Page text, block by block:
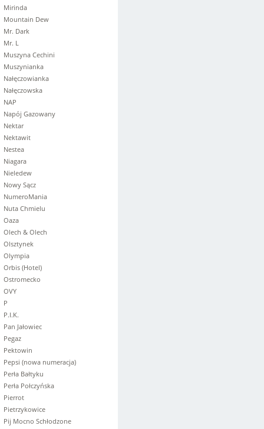
Mirinda
Mountain Dew
Mr. Dark
Mr. L
Muszyna Cechini
Muszynianka
Nałęczowianka
Nałęczowska
NAP
Napój Gazowany
Nektar
Nektawit
Nestea
Niagara
Nieledew
Nowy Sącz
NumeroMania
Nuta Chmielu
Oaza
Olech & Olech
Olsztynek
Olympia
Orbis (Hotel)
Ostromecko
OVY
P
P.I.K.
Pan Jałowiec
Pegaz
Pektowin
Pepsi (nowa numeracja)
Perła Bałtyku
Perła Połczyńska
Pierrot
Pietrzykowice
Pij Mocno Schłodzone